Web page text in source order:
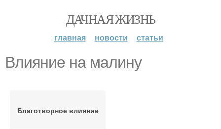
ДАЧНАЯ ЖИЗНЬ
главная новости статьи
Влияние на малину
Благотворное влияние